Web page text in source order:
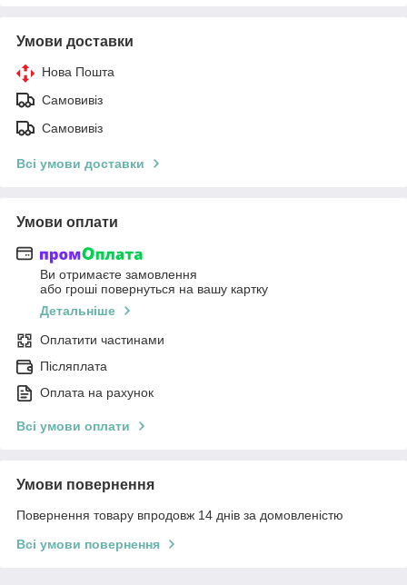
Умови доставки
Нова Пошта
Самовивіз
Самовивіз
Всі умови доставки
Умови оплати
Ви отримаєте замовлення
або гроші повернуться на вашу картку
Детальніше
Оплатити частинами
Післяплата
Оплата на рахунок
Всі умови оплати
Умови повернення
Повернення товару впродовж 14 днів за домовленістю
Всі умови повернення